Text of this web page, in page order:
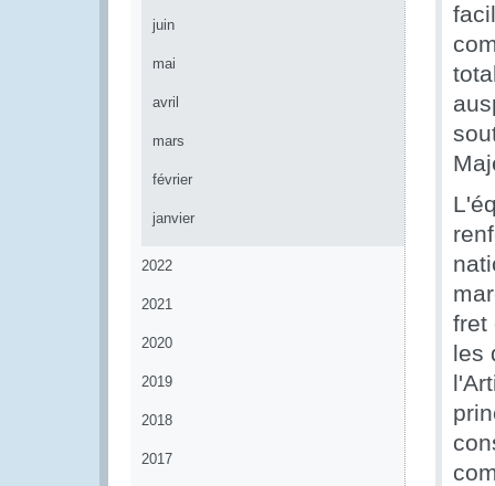
juin
mai
avril
mars
février
janvier
2022
2021
2020
2019
2018
2017
fret
les